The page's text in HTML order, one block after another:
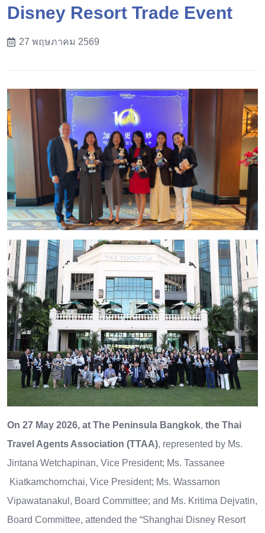
Disney Resort Trade Event
27 พฤษภาคม 2569
On 27 May 2026, at The Peninsula Bangkok, the Thai
Travel Agents Association (TTAA), represented by Ms.
Jintana Wetchapinan, Vice President; Ms. Tassanee
Kiatkamchornchai, Vice President; Ms. Wassamon
Vipawatanakul, Board Committee; and Ms. Kritima Dejvatin,
Board Committee, attended the “Shanghai Disney Resort